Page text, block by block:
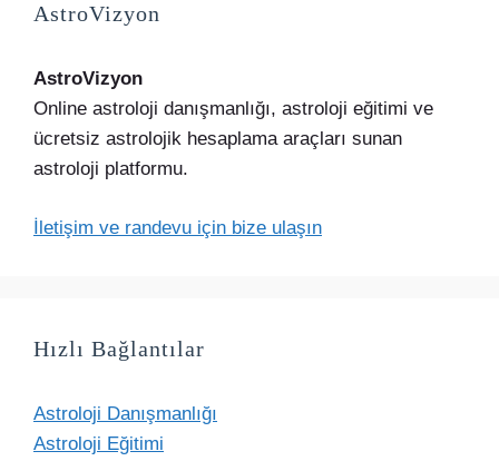
AstroVizyon
AstroVizyon
Online astroloji danışmanlığı, astroloji eğitimi ve
ücretsiz astrolojik hesaplama araçları sunan
astroloji platformu.
İletişim ve randevu için bize ulaşın
Hızlı Bağlantılar
Astroloji Danışmanlığı
Astroloji Eğitimi